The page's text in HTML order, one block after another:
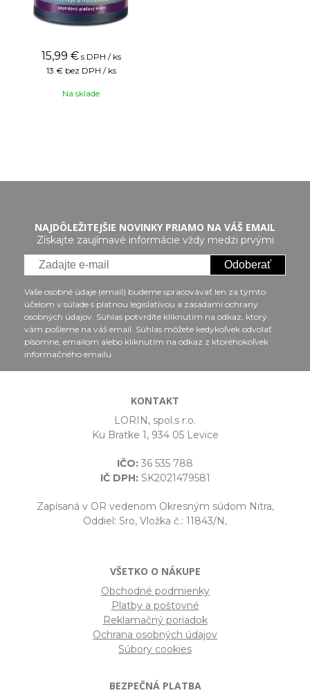
15,99 € s DPH / ks
13 € bez DPH / ks
Na sklade
NAJDÔLEŽITEJŠIE NOVINKY PRIAMO NA VÁŠ EMAIL
Získajte zaujímavé informácie vždy medzi prvými
Odoberať
Vaše osobné údaje (email) budeme spracovávať len za týmto
účelom v súlade s platnou legislatívou a zásadami ochrany
osobných údajov. Súhlas potvrdíte kliknutím na odkaz, ktorý
vám pošleme na váš email. Súhlas môžete kedykoľvek odvolať
písomne, emailom alebo kliknutím na odkaz z ktoréhokoľvek
informačného emailu.
KONTAKT
LORIN, spol.s r.o.
Ku Bratke 1, 934 05 Levice
IČO: 36 535 788
IČ DPH:SK2021479581
Zapísaná v OR vedenom Okresným súdom Nitra,
Oddiel: Sro, Vložka č.: 11843/N,
VŠETKO O NÁKUPE
Obchodné podmienky
Platby a poštovné
Reklamačný poriadok
Ochrana osobných údajov
Súbory cookies
BEZPEČNÁ PLATBA